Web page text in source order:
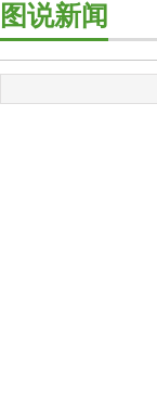
图说新闻